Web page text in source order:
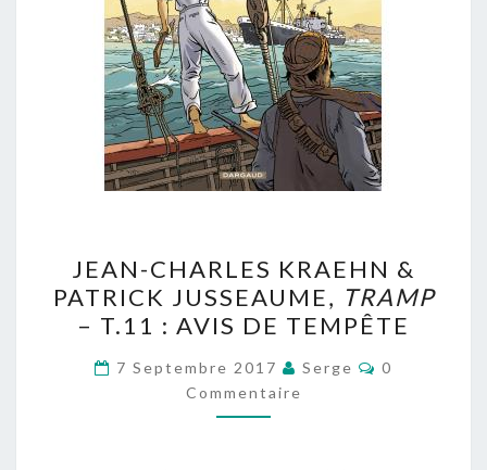
CHARLES
KRAEHN
&
PATRICK
JUSSEAUME,
TRAMP
JEAN-CHARLES KRAEHN &
PATRICK JUSSEAUME, TRAMP
– T.11 : AVIS DE TEMPÊTE
7 Septembre 2017 Serge
0
Commentaire